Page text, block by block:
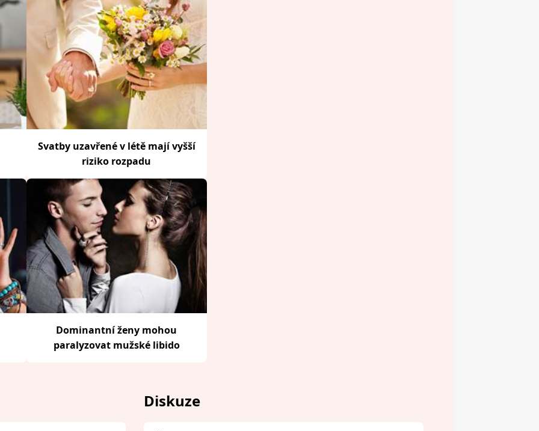
Svatby uzavřené v létě mají vyšší
riziko rozpadu
Dominantní ženy mohou
paralyzovat mužské libido
Diskuze